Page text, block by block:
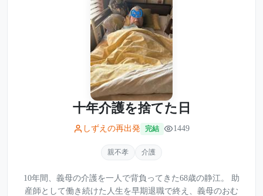
十年介護を捨てた日
しずえの再出発 完結 1449
親不孝 介護
10年間、義母の介護を一人で背負ってきた68歳の静江。 助
産師として働き続けた人生を早期退職で終え、義母のおむ